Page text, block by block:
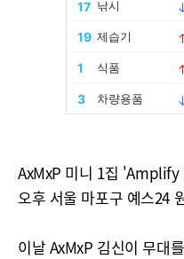
AxMxP 미니 1집 'Amplify
오후 서울 마포구 예스24
이날 AxMxP 김신이 무대